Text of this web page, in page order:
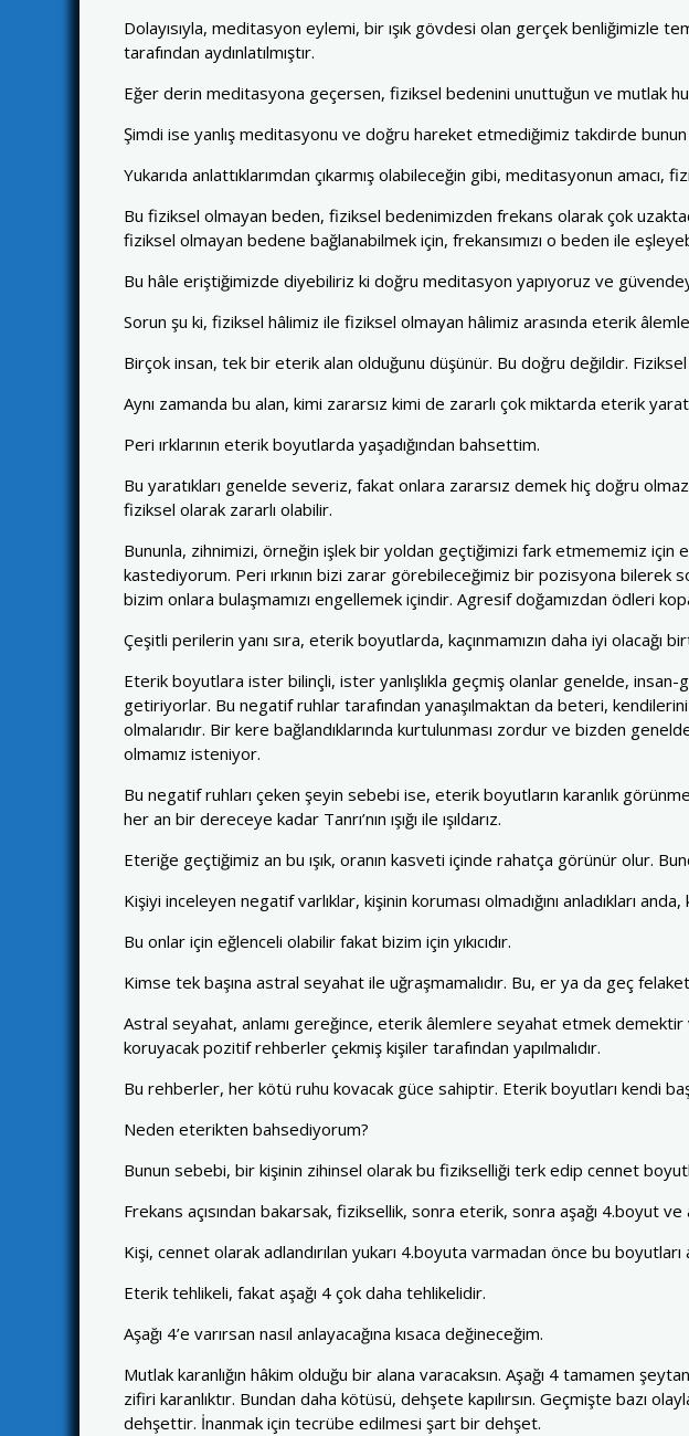
Dolayısıyla, meditasyon eylemi, bir ışık gövdesi olan gerçek benliğimizle
tarafından aydınlatılmıştır.
Eğer derin meditasyona geçersen, fiziksel bedenini unuttuğun ve mutlak
Şimdi ise yanlış meditasyonu ve doğru hareket etmediğimiz takdirde bunun
Yukarıda anlattıklarımdan çıkarmış olabileceğin gibi, meditasyonun
Bu fiziksel olmayan beden, fiziksel bedenimizden frekans olarak çok
fiziksel olmayan bedene bağlanabilmek için, frekansımızı o beden ile
Bu hâle eriştiğimizde diyebiliriz ki doğru meditasyon yapıyoruz ve
Sorun şu ki, fiziksel hâlimiz ile fiziksel olmayan hâlimiz arasında eterik
Birçok insan, tek bir eterik alan olduğunu düşünür. Bu doğru değildir.
Aynı zamanda bu alan, kimi zararsız kimi de zararlı çok miktarda eterik
Peri ırklarının eterik boyutlarda yaşadığından bahsettim.
Bu yaratıkları genelde severiz, fakat onlara zararsız demek hiç doğru
fiziksel olarak zararlı olabilir.
Bununla, zihnimizi, örneğin işlek bir yoldan geçtiğimizi fark etmememiz için
kastediyorum. Peri ırkının bizi zarar görebileceğimiz bir pozisyona bilerek
bizim onlara bulaşmamızı engellemek içindir. Agresif doğamızdan ödleri
Çeşitli perilerin yanı sıra, eterik boyutlarda, kaçınmamızın daha iyi olacağı
Eterik boyutlara ister bilinçli, ister yanlışlıkla geçmiş olanlar genelde, insan-
getiriyorlar. Bu negatif ruhlar tarafından yanaşılmaktan da beteri,
olmalarıdır. Bir kere bağlandıklarında kurtulunması zordur ve bizden
olmamız isteniyor.
Bu negatif ruhları çeken şeyin sebebi ise, eterik boyutların karanlık
her an bir dereceye kadar Tanrı’nın ışığı ile ışıldarız.
Eteriğe geçtiğimiz an bu ışık, oranın kasveti içinde rahatça görünür olur.
Kişiyi inceleyen negatif varlıklar, kişinin koruması olmadığını anladıkları
Bu onlar için eğlenceli olabilir fakat bizim için yıkıcıdır.
Kimse tek başına astral seyahat ile uğraşmamalıdır. Bu, er ya da geç
Astral seyahat, anlamı gereğince, eterik âlemlere seyahat etmek
koruyacak pozitif rehberler çekmiş kişiler tarafından yapılmalıdır.
Bu rehberler, her kötü ruhu kovacak güce sahiptir. Eterik boyutları kendi
Neden eterikten bahsediyorum?
Bunun sebebi, bir kişinin zihinsel olarak bu fizikselliği terk edip cennet
Frekans açısından bakarsak, fiziksellik, sonra eterik, sonra aşağı 4.boyut
Kişi, cennet olarak adlandırılan yukarı 4.boyuta varmadan önce bu boyutları
Eterik tehlikeli, fakat aşağı 4 çok daha tehlikelidir.
Aşağı 4’e varırsan nasıl anlayacağına kısaca değineceğim.
Mutlak karanlığın hâkim olduğu bir alana varacaksın. Aşağı 4 tamamen
zifiri karanlıktır. Bundan daha kötüsü, dehşete kapılırsın. Geçmişte bazı
dehşettir. İnanmak için tecrübe edilmesi şart bir dehşet.